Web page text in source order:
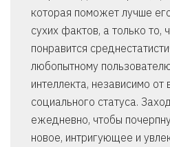
которая поможет лучше
сухих фактов, а только то,
понравится
любопытному
интеллекта, независимо от
социального статуса.
ежедневно, чтобы
новое, интригующее и